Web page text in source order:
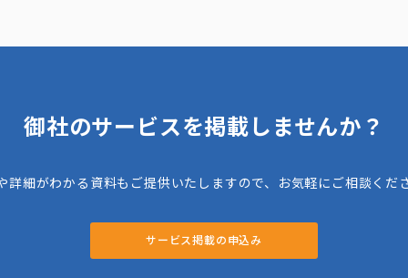
御社のサービスを掲載しませんか？
詳細がわかる資料もご提供いたしますので、お気軽にご相談くだ
サービス掲載の申込み